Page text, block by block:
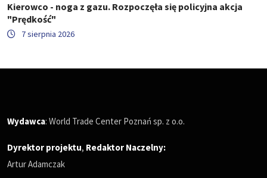
Kierowco - noga z gazu. Rozpoczęła się policyjna akcja
"Prędkość"
7 sierpnia 2026
Wydawca: World Trade Center Poznań sp. z o.o.
Dyrektor projektu, Redaktor Naczelny:
Artur Adamczak